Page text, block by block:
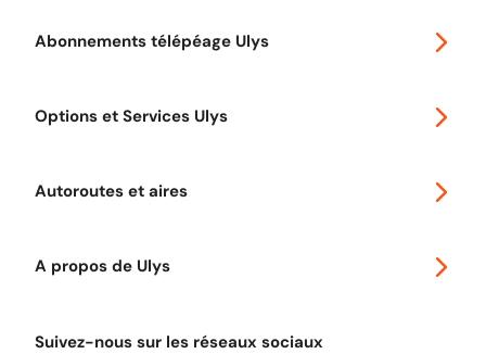
Abonnements télépéage Ulys
Options et Services Ulys
Autoroutes et aires
A propos de Ulys
Suivez-nous sur les réseaux sociaux